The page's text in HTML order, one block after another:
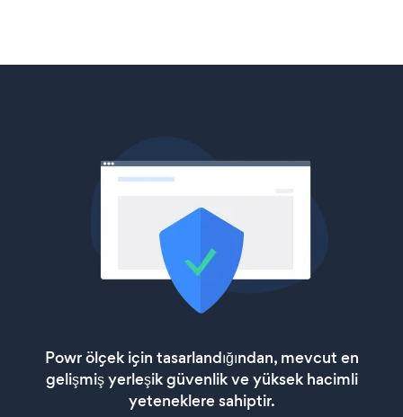
Powr ölçek için tasarlandığından, mevcut en
gelişmiş yerleşik güvenlik ve yüksek hacimli
yeteneklere sahiptir.